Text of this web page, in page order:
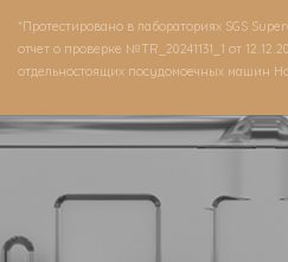
*Протестировано в лабораториях SGS
отчет о проверке №TR_20241131_1 от
отдельностоящих посудомоечных машин